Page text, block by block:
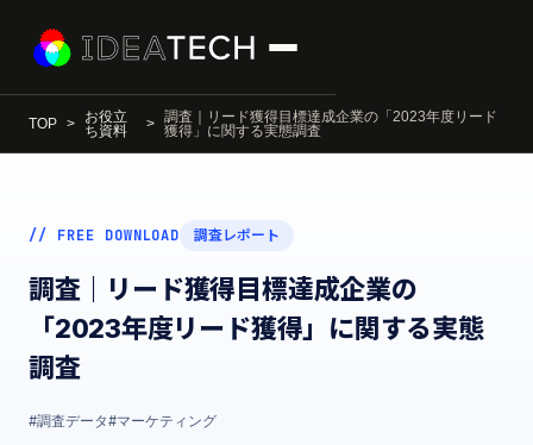
TOP
お役立
ち資料
調査｜リード獲得目標達成企業の「2023年度リード
獲得」に関する実態調査
// FREE DOWNLOAD 調査レポート
調査｜リード獲得目標達成企業の
「2023年度リード獲得」に関する実態
調査
#調査データ#マーケティング